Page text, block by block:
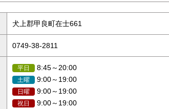
犬上郡甲良町在士661
0749-38-2811
平日 8:45～20:00
土曜 9:00～19:00
日曜 9:00～19:00
祝日
9:00～19:00